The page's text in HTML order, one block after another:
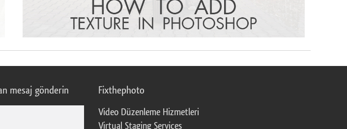
mesaj gönderin Fixthephoto
Video Düzenleme Hizmetleri
Virtual Staging Services